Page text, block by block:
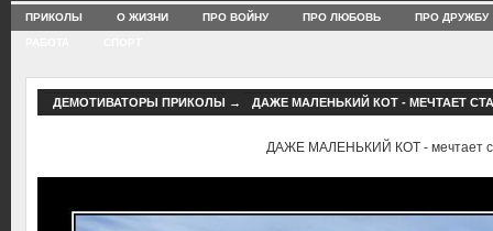
ПРИКОЛЫ О ЖИЗНИ ПРО ВОЙНУ ПРО ЛЮБОВЬ ПРО ДРУЖБУ
ДЕМОТИВАТОРЫ ПРИКОЛЫ → ДАЖЕ МАЛЕНЬКИЙ КОТ - МЕЧТАЕТ
ДАЖЕ МАЛЕНЬКИЙ КОТ - мечтает